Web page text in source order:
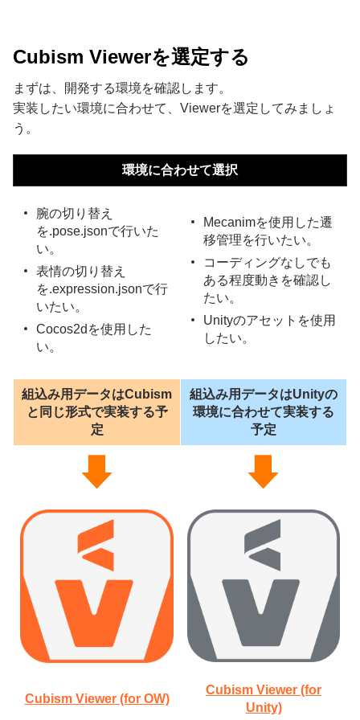
Cubism Viewerを選定する
まずは、開発する環境を確認します。
実装したい環境に合わせて、Viewerを選定してみましょ
う。
環境に合わせて選択
腕の切り替え
を.pose.jsonで行いた
い。
表情の切り替え
を.expression.jsonで行
いたい。
Cocos2dを使用した
い。
Mecanimを使用した遷
移管理を行いたい。
コーディングなしでも
ある程度動きを確認し
たい。
Unityのアセットを使用
したい。
組込み用データはCubism
と同じ形式で実装する予
定
組込み用データはUnityの
環境に合わせて実装する
予定
Cubism Viewer (for OW)
Cubism Viewer (for
Unity)